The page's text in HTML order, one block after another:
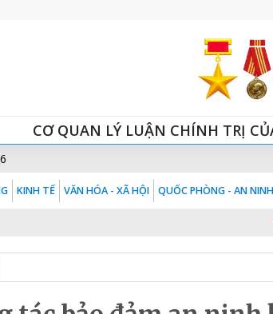
CƠ QUAN LÝ LUẬN CHÍNH TRỊ
KINH TẾ VĂN HÓA - XÃ HỘI QUỐC PHÒNG - AN